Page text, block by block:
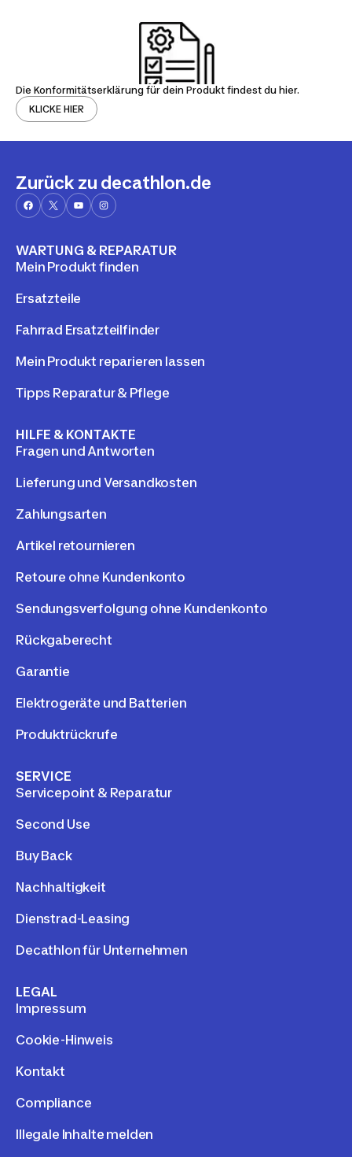
Die Konformitätserklärung für dein Produkt findest du hier.
KLICKE HIER
Zurück zu decathlon.de
WARTUNG & REPARATUR
Mein Produkt finden
Ersatzteile
Fahrrad Ersatzteilfinder
Mein Produkt reparieren lassen
Tipps Reparatur & Pflege
HILFE & KONTAKTE
Fragen und Antworten
Lieferung und Versandkosten
Zahlungsarten
Artikel retournieren
Retoure ohne Kundenkonto
Sendungsverfolgung ohne Kundenkonto
Rückgaberecht
Garantie
Elektrogeräte und Batterien
Produktrückrufe
SERVICE
Servicepoint & Reparatur
Second Use
Buy Back
Nachhaltigkeit
Dienstrad-Leasing
Decathlon für Unternehmen
LEGAL
Impressum
Cookie-Hinweis
Kontakt
Compliance
Illegale Inhalte melden